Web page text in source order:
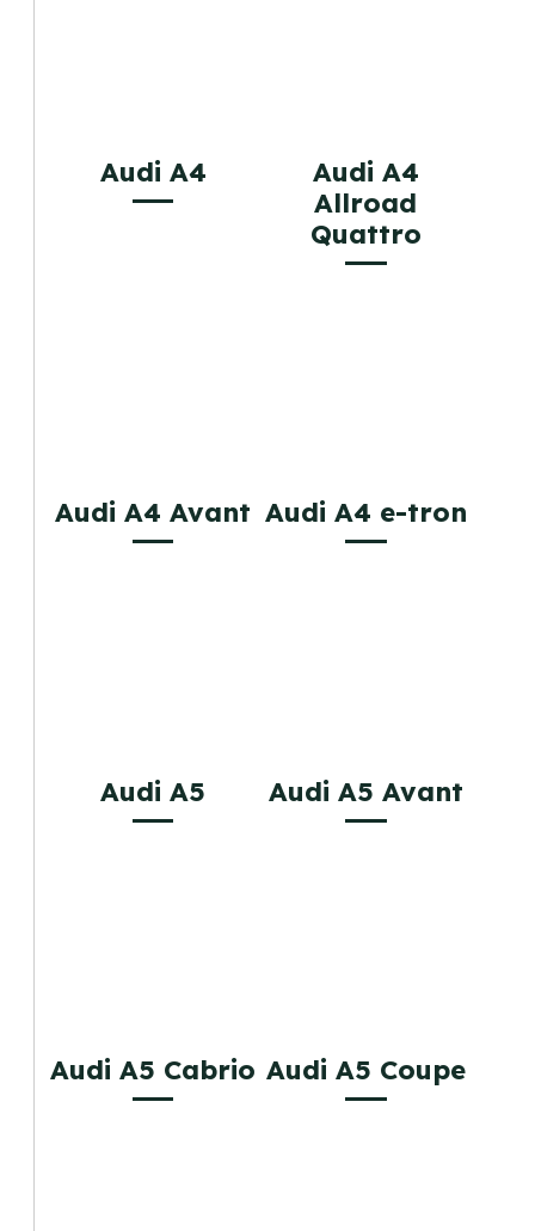
Audi A4
Audi A4
Allroad
Quattro
Audi A4 Avant Audi A4 e-tron
Audi A5 Audi A5 Avant
Audi A5 Cabrio Audi A5 Coupe